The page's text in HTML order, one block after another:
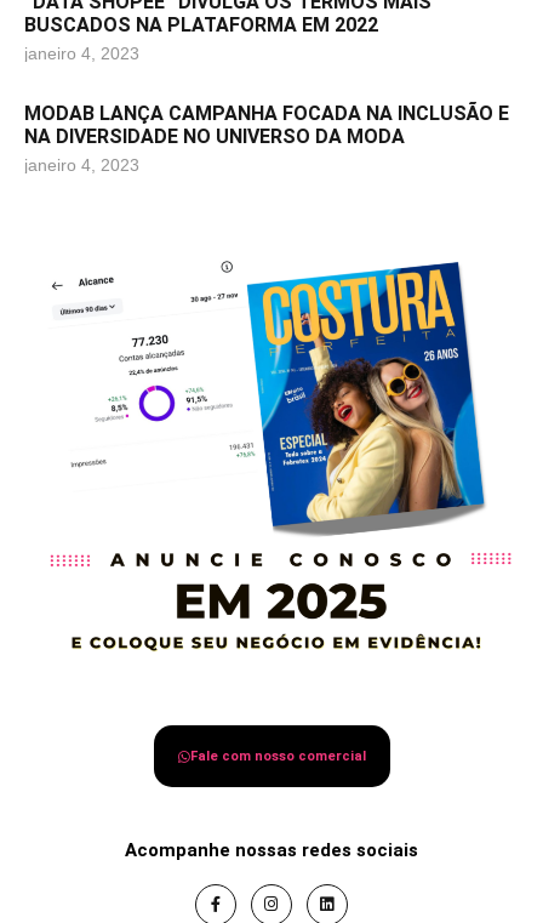
BUSCADOS NA PLATAFORMA EM 2022
janeiro 4, 2023
MODAB LANÇA CAMPANHA FOCADA NA INCLUSÃO E
NA DIVERSIDADE NO UNIVERSO DA MODA
janeiro 4, 2023
Fale com nosso comercial
Acompanhe nossas redes sociais